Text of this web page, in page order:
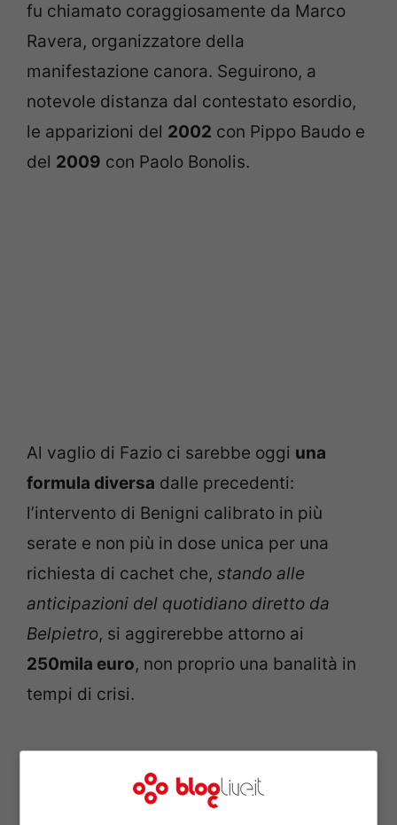
fu chiamato coraggiosamente da Marco
Ravera, organizzatore della
manifestazione canora. Seguirono, a
notevole distanza dal contestato esordio,
le apparizioni del 2002 con Pippo Baudo e
del 2009 con Paolo Bonolis.
Al vaglio di Fazio ci sarebbe oggi una
formula diversa dalle precedenti:
l’intervento di Benigni calibrato in più
serate e non più in dose unica per una
richiesta di cachet che, stando alle
anticipazioni del quotidiano diretto da
Belpietro, si aggirerebbe attorno ai
250mila euro, non proprio una banalità in
tempi di crisi.